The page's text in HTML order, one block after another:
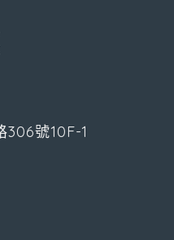
306號10F-1